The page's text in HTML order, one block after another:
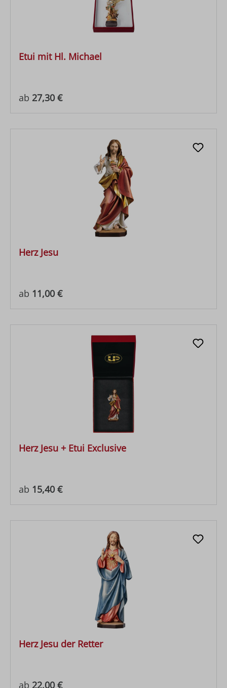
Etui mit Hl. Michael
Regulärer Preis:
ab 27,30 €
Herz Jesu
Regulärer Preis:
ab 11,00 €
Herz Jesu + Etui Exclusive
Regulärer Preis:
ab 15,40 €
Herz Jesu der Retter
Regulärer Preis:
ab 22,00 €